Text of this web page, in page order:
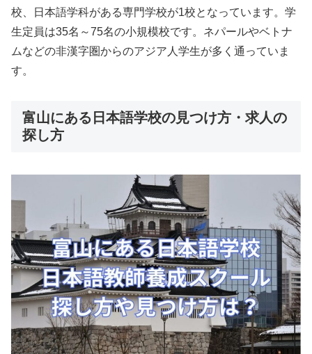
校、日本語学科がある専門学校が1校となっています。学
生定員は35名～75名の小規模校です。ネパールやベトナ
ムなどの非漢字圏からのアジア人学生が多く通っていま
す。
富山にある日本語学校の見つけ方・求人の
探し方